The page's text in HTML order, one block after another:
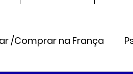
/Comprar na França